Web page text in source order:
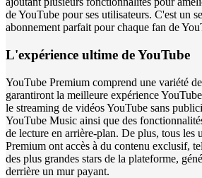
de YouTube pour ses utilisateurs. C'est un
abonnement parfait pour chaque fan de
L'expérience ultime de YouTube
YouTube Premium comprend une variété
garantiront la meilleure expérience
le streaming de vidéos YouTube sans
YouTube Music ainsi que des
de lecture en arrière-plan. De plus, tous les
Premium ont accès à du contenu exclusif,
des plus grandes stars de la plateforme,
derrière un mur payant.